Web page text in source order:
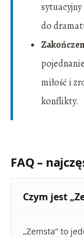
do
miłość i
konflikty.
FAQ –
Czym jest
„Zemsta” to